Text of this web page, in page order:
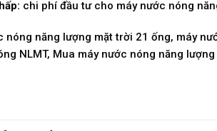
chi phí đầu tư cho máy nước nóng
nóng năng lượng mặt trời 21 ống, máy
NLMT, Mua máy nước nóng năng